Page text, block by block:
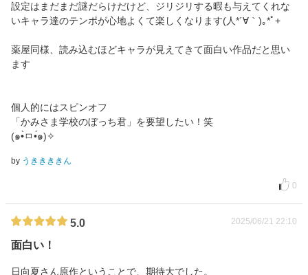
設定はまだまだ謎だらけだけど、ジリジリする暇も与えてくれな
いキャラ達のテンポが心地よくて楽しくなります(⁠人⁠*⁠´⁠∀⁠｀⁠)⁠｡⁠*ﾟ⁠+
薬屋同様、読み込むほどキャラが見えてきて面白い作品だと思い
ます
個人的にはスピンオフ
「かみさま学校のぼっち君」を要望したい！笑
(๑•̀ㅁ•́๑)✧
by うききききん
0
5.0 2025/06/21 22:10
面白い！
日向夏さん原作ということで、期待大でした。